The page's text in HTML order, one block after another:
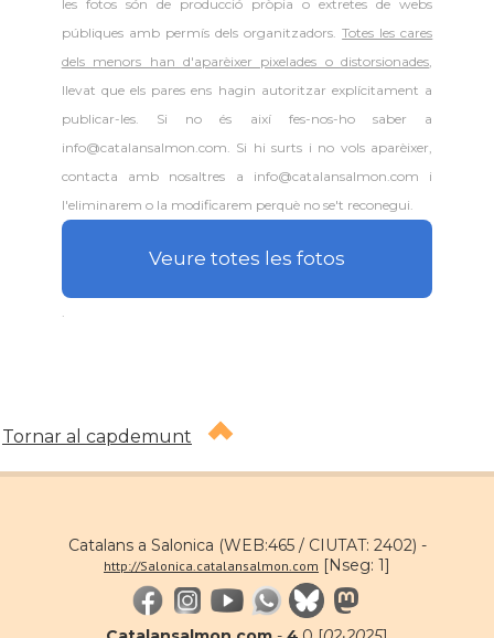
les fotos són de producció pròpia o extretes de webs
públiques amb permís dels organitzadors.Totes les cares
dels menors han d'aparèixer pixelades o distorsionades,
llevat que els pares ens hagin autoritzar explícitament a
publicar-les. Si no és així fes-nos-ho saber a
info@catalansalmon.com. Si hi surts i no vols aparèixer,
contacta amb nosaltres a info@catalansalmon.com i
l'eliminarem o la modificarem perquè no se't reconegui.
Veure totes les fotos
Tornar al capdemunt
Catalans a Salonica (WEB:465 / CIUTAT: 2402) -
http://Salonica.catalansalmon.com [Nseg: 1]